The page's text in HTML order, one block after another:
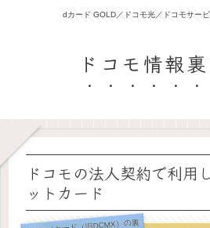
dカード GOLD／ドコモ光／ドコモサー
ドコモ情報
ドコモの法人契約で利用
ットカード